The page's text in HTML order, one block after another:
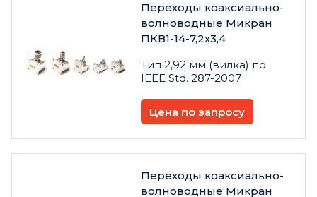
Переходы коаксиально-
волноводные Микран
ПКВ1-14-7,2х3,4
Тип 2,92 мм (вилка) по
IEEE Std. 287-2007
Цена по запросу
Переходы коаксиально-
волноводные Микран